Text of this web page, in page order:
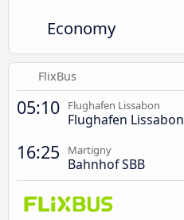
Economy
FlixBus
05:10 Flughafen Lissabon
Flughafen Lissabon
16:25 Martigny
Bahnhof SBB